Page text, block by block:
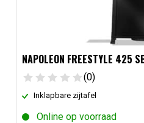
NAPOLEON FREESTYLE 425
(0)
Inklapbare zijtafel
Online op voorraad